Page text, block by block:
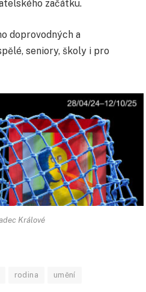
začátku.
doprovodných a
seniory, školy i pro
Králové
rodina umění